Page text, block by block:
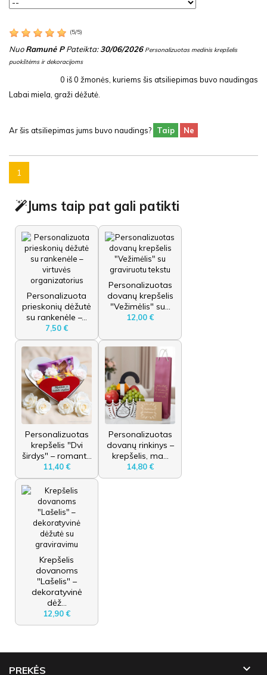
(5/5)
NuoRamunė PPateikta:30/06/2026 Personalizuotas medinis krepšelis
puokštėms ir dekoracijoms
0 iš0 žmonės, kuriems šis atsiliepimas buvo naudingas
Labai miela, graži dėžutė.
Ar šis atsiliepimas jums buvo naudings? Taip Ne
1
Jums taip pat gali patikti
Personalizuota
prieskonių dėžutė
su rankenėle –...
7,50 €
Personalizuotas
dovanų krepšelis
"Vežimėlis" su...
12,00 €
Personalizuotas
krepšelis "Dvi
širdys" – romant...
11,40 €
Personalizuotas
dovanų rinkinys –
krepšelis, ma...
14,80 €
Krepšelis
dovanoms
"Lašelis" –
dekoratyvinė
dėž...
12,90 €
PREKĖS 